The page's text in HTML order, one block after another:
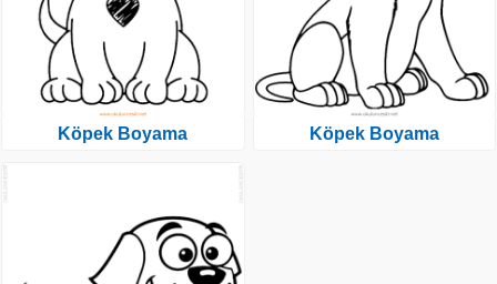
Köpek Boyama Köpek Boyama